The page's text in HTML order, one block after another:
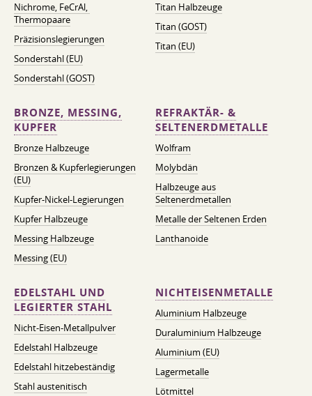
Nichrome, FeСrAl, ​​
Thermopaare
Präzisionslegierungen
Sonderstahl (EU)
Sonderstahl (GOST)
Titan Halbzeuge
Titan (GOST)
Titan (EU)
BRONZE, MESSING,
KUPFER
Bronze Halbzeuge
Bronzen & Kupferlegierungen
(EU)
Kupfer-Nickel-Legierungen
Kupfer Halbzeuge
Messing Halbzeuge
Messing (EU)
REFRAKTÄR- &
SELTENERDMETALLE
Wolfram
Molybdän
Halbzeuge aus
Seltenerdmetallen
Metalle der Seltenen Erden
Lanthanoide
EDELSTAHL UND
LEGIERTER STAHL
Nicht-Eisen-Metallpulver
Edelstahl Halbzeuge
Edelstahl hitzebeständig
Stahl austenitisch
NICHTEISENMETALLE
Aluminium Halbzeuge
Duraluminium Halbzeuge
Aluminium (EU)
Lagermetalle
Lötmittel